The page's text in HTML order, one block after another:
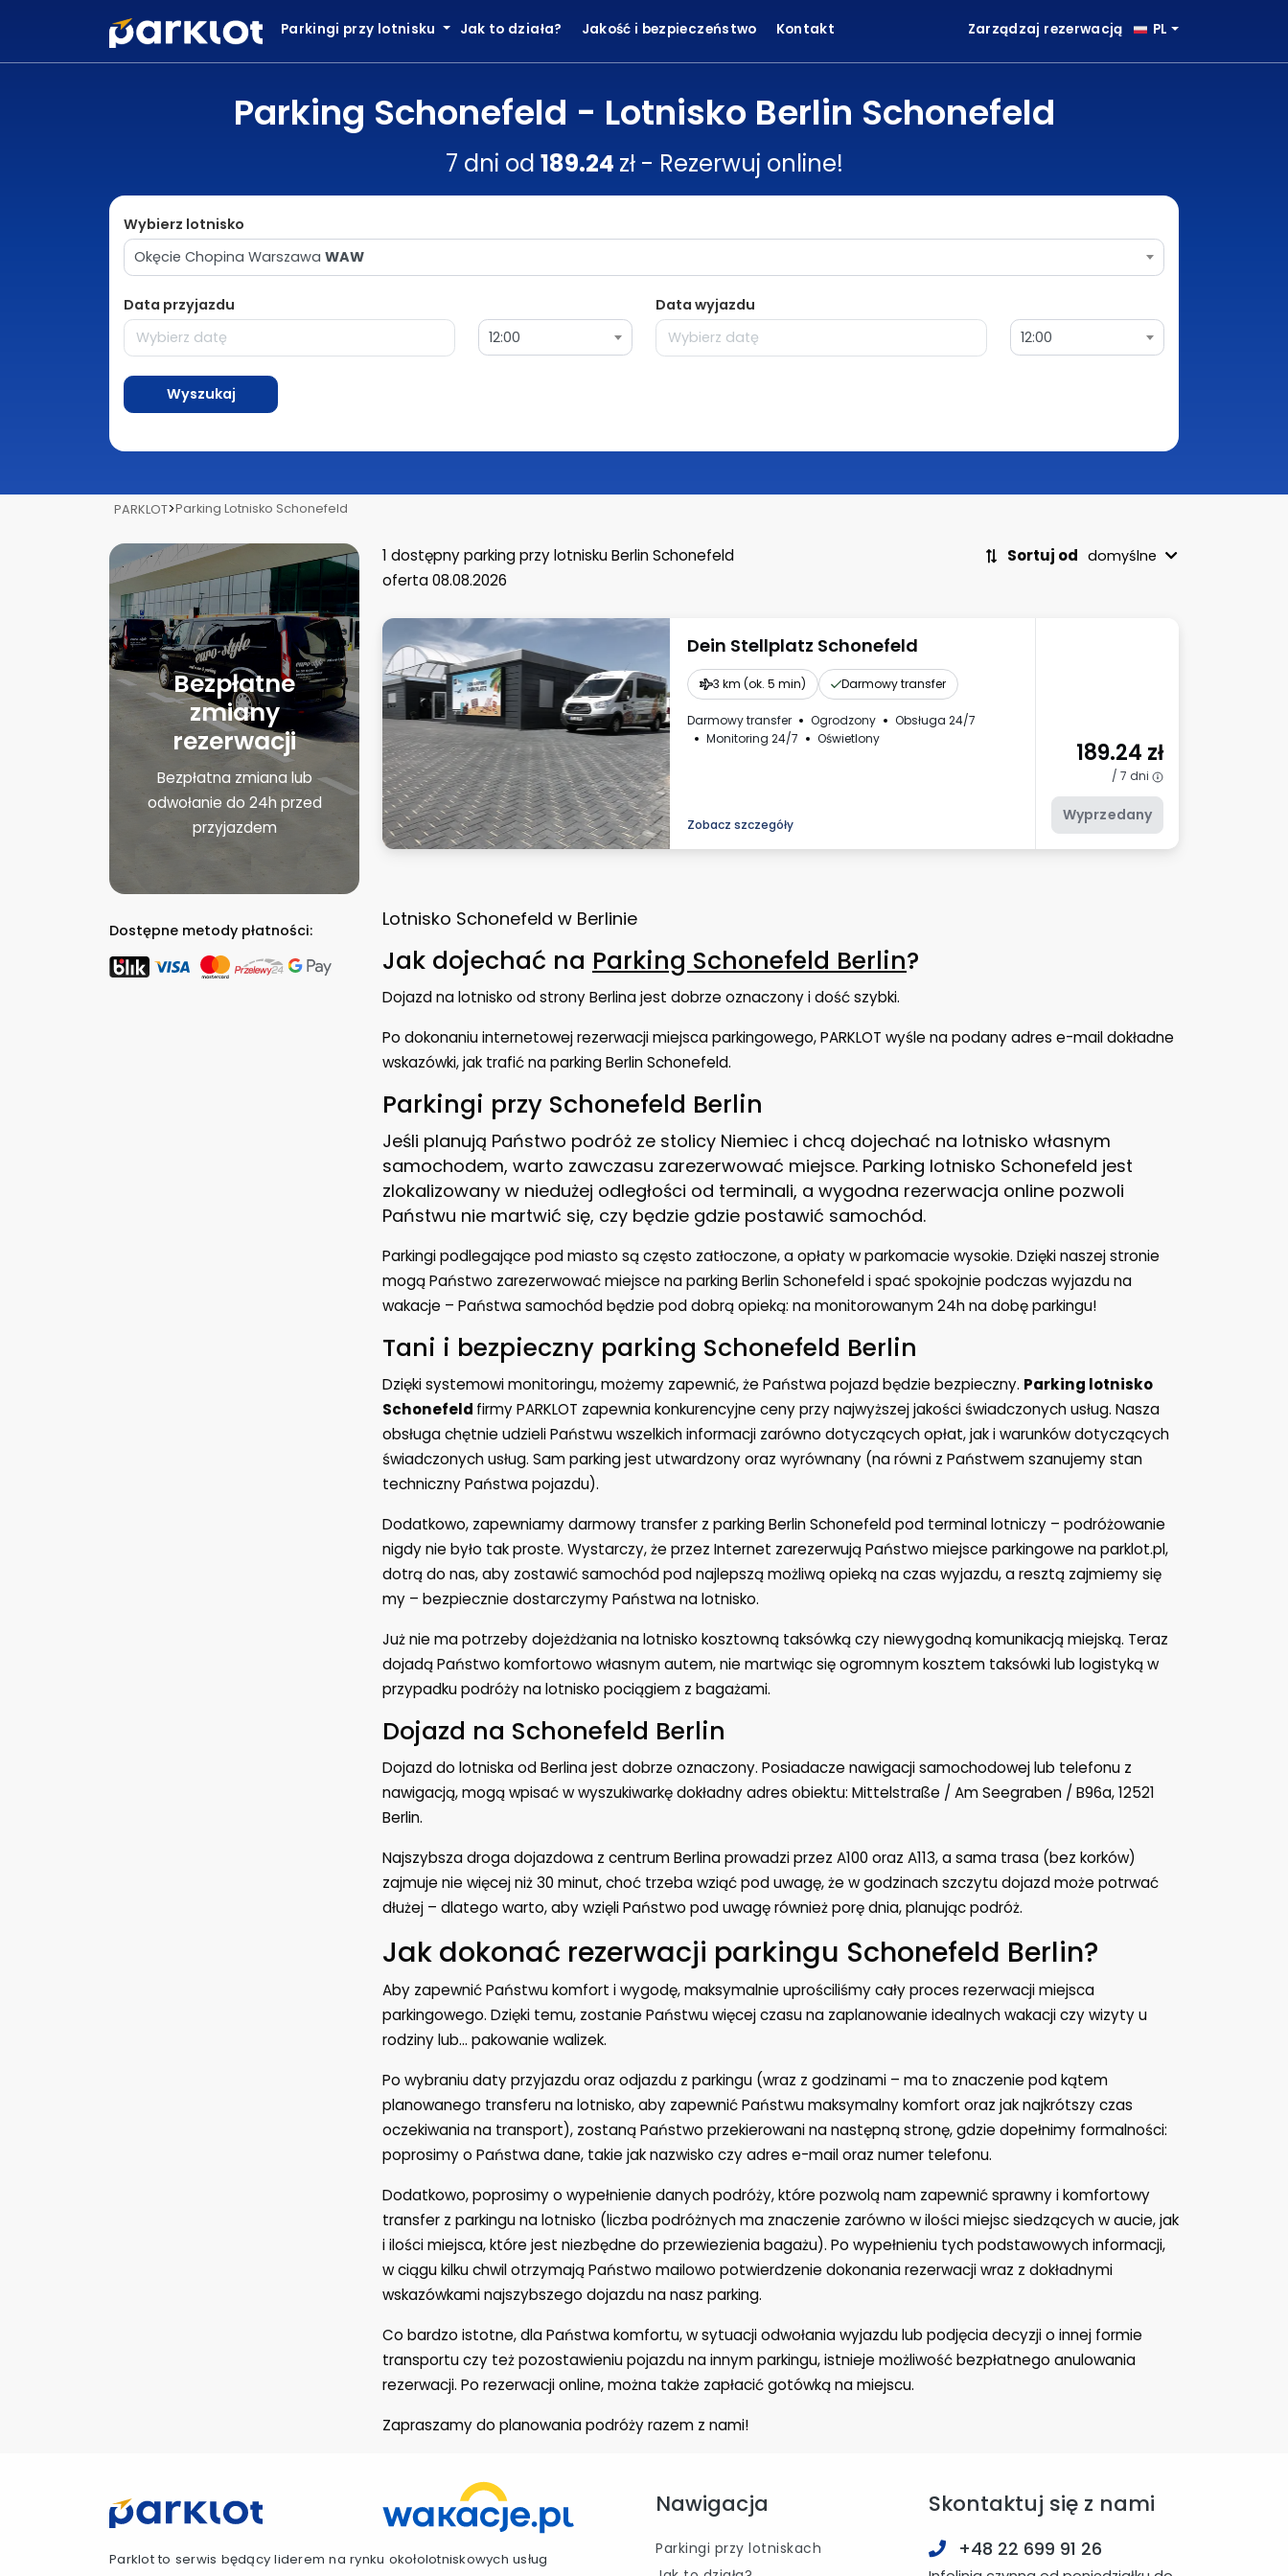
Parkingi przy lotnisku Jak to działa? Jakość i bezpieczeństwo Kontakt Zarządzaj rezerwacją PL
Parking Schonefeld - Lotnisko Berlin Schonefeld
7 dni od 189.24 zł - Rezerwuj online!
Wybierz lotnisko
Okęcie Chopina Warszawa WAW
Data przyjazdu
12:00
Data wyjazdu
12:00
Wyszukaj
PARKLOT>Parking Lotnisko Schonefeld
Bezpłatne
zmiany
rezerwacji
Bezpłatna zmiana lub
odwołanie do 24h przed
przyjazdem
Dostępne metody płatności:
1 dostępny parkingprzy lotnisku Berlin Schonefeld
oferta 08.08.2026
Sortuj od domyślne
Dein Stellplatz Schonefeld
3 km (ok. 5 min) Darmowy transfer
Darmowy transfer Ogrodzony
Obsługa 24/7
Monitoring 24/7
Oświetlony
Zobacz szczegóły
189.24 zł
/ 7 dni
Wyprzedany
Lotnisko Schonefeld w Berlinie
Jak dojechać na Parking Schonefeld Berlin?
Dojazd na lotnisko od strony Berlina jest dobrze oznaczony i dość szybki.
Po dokonaniu internetowej rezerwacji miejsca parkingowego, PARKLOT wyśle na podany adres e-mail dokładne
wskazówki, jak trafić na parking Berlin Schonefeld.
Parkingi przy Schonefeld Berlin
Jeśli planują Państwo podróż ze stolicy Niemiec i chcą dojechać na lotnisko własnym
samochodem, warto zawczasu zarezerwować miejsce. Parking lotnisko Schonefeld jest
zlokalizowany w niedużej odległości od terminali, a wygodna rezerwacja online pozwoli
Państwu nie martwić się, czy będzie gdzie postawić samochód.
Parkingi podlegające pod miasto są często zatłoczone, a opłaty w parkomacie wysokie. Dzięki naszej stronie
mogą Państwo zarezerwować miejsce na parking Berlin Schonefeld i spać spokojnie podczas wyjazdu na
wakacje – Państwa samochód będzie pod dobrą opieką: na monitorowanym 24h na dobę parkingu!
Tani i bezpieczny parking Schonefeld Berlin
Dzięki systemowi monitoringu, możemy zapewnić, że Państwa pojazd będzie bezpieczny. Parking lotnisko
Schonefeld firmy PARKLOT zapewnia konkurencyjne ceny przy najwyższej jakości świadczonych usług. Nasza
obsługa chętnie udzieli Państwu wszelkich informacji zarówno dotyczących opłat, jak i warunków dotyczących
świadczonych usług. Sam parking jest utwardzony oraz wyrównany (na równi z Państwem szanujemy stan
techniczny Państwa pojazdu).
Dodatkowo, zapewniamy darmowy transfer z parking Berlin Schonefeld pod terminal lotniczy – podróżowanie
nigdy nie było tak proste. Wystarczy, że przez Internet zarezerwują Państwo miejsce parkingowe na parklot.pl,
dotrą do nas, aby zostawić samochód pod najlepszą możliwą opieką na czas wyjazdu, a resztą zajmiemy się
my – bezpiecznie dostarczymy Państwa na lotnisko.
Już nie ma potrzeby dojeżdżania na lotnisko kosztowną taksówką czy niewygodną komunikacją miejską. Teraz
dojadą Państwo komfortowo własnym autem, nie martwiąc się ogromnym kosztem taksówki lub logistyką w
przypadku podróży na lotnisko pociągiem z bagażami.
Dojazd na Schonefeld Berlin
Dojazd do lotniska od Berlina jest dobrze oznaczony. Posiadacze nawigacji samochodowej lub telefonu z
nawigacją, mogą wpisać w wyszukiwarkę dokładny adres obiektu: Mittelstraße / Am Seegraben / B96a, 12521
Berlin.
Najszybsza droga dojazdowa z centrum Berlina prowadzi przez A100 oraz A113, a sama trasa (bez korków)
zajmuje nie więcej niż 30 minut, choć trzeba wziąć pod uwagę, że w godzinach szczytu dojazd może potrwać
dłużej – dlatego warto, aby wzięli Państwo pod uwagę również porę dnia, planując podróż.
Jak dokonać rezerwacji parkingu Schonefeld Berlin?
Aby zapewnić Państwu komfort i wygodę, maksymalnie uprościliśmy cały proces rezerwacji miejsca
parkingowego. Dzięki temu, zostanie Państwu więcej czasu na zaplanowanie idealnych wakacji czy wizyty u
rodziny lub… pakowanie walizek.
Po wybraniu daty przyjazdu oraz odjazdu z parkingu (wraz z godzinami – ma to znaczenie pod kątem
planowanego transferu na lotnisko, aby zapewnić Państwu maksymalny komfort oraz jak najkrótszy czas
oczekiwania na transport), zostaną Państwo przekierowani na następną stronę, gdzie dopełnimy formalności:
poprosimy o Państwa dane, takie jak nazwisko czy adres e-mail oraz numer telefonu.
Dodatkowo, poprosimy o wypełnienie danych podróży, które pozwolą nam zapewnić sprawny i komfortowy
transfer z parkingu na lotnisko (liczba podróżnych ma znaczenie zarówno w ilości miejsc siedzących w aucie, jak
i ilości miejsca, które jest niezbędne do przewiezienia bagażu). Po wypełnieniu tych podstawowych informacji,
w ciągu kilku chwil otrzymają Państwo mailowo potwierdzenie dokonania rezerwacji wraz z dokładnymi
wskazówkami najszybszego dojazdu na nasz parking.
Co bardzo istotne, dla Państwa komfortu, w sytuacji odwołania wyjazdu lub podjęcia decyzji o innej formie
transportu czy też pozostawieniu pojazdu na innym parkingu, istnieje możliwość bezpłatnego anulowania
rezerwacji. Po rezerwacji online, można także zapłacić gotówką na miejscu.
Zapraszamy do planowania podróży razem z nami!
Parklot to serwis będący liderem na rynku okołolotniskowych usług
Nawigacja
Parkingi przy lotniskach
Skontaktuj się z nami
+48 22 699 91 26